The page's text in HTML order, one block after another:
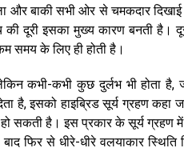
और बाकी सभी ओर से चमकदार
इसका मुख्य कारण बनती है।
समय के लिए ही होती है।
कभी-कभी कुछ दुर्लभ भी होता है,
है, इसको हाइब्रिड सूर्य ग्रहण
हो सकती है। इस प्रकार के सूर्य
फिर से धीरे-धीरे वलयाकार